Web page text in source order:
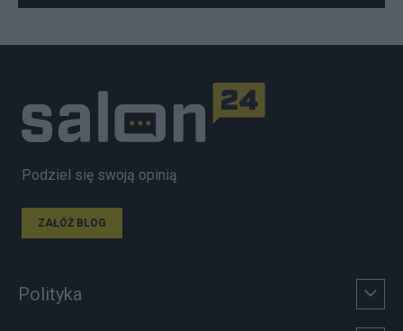
Podziel się swoją opinią
ZAŁÓŻ BLOG
Polityka